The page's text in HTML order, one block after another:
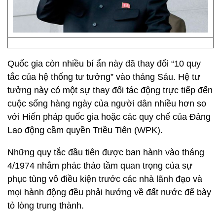
Quốc gia còn nhiều bí ẩn này đã thay đổi “10 quy
tắc của hệ thống tư tưởng” vào tháng Sáu. Hệ tư
tưởng này có một sự thay đổi tác động trực tiếp đến
cuộc sống hàng ngày của người dân nhiều hơn so
với Hiến pháp quốc gia hoặc các quy chế của Đảng
Lao động cầm quyền Triều Tiên (WPK).
Những quy tắc đầu tiên được ban hành vào tháng
4/1974 nhằm phác thảo tầm quan trọng của sự
phục tùng vô điều kiện trước các nhà lãnh đạo và
mọi hành động đều phải hướng về đất nước để bày
tỏ lòng trung thành.